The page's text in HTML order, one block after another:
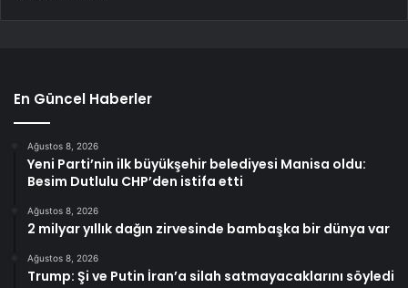
En Güncel Haberler
Ağustos 8, 2026
Yeni Parti’nin ilk büyükşehir belediyesi Manisa oldu:
Besim Dutlulu CHP’den istifa etti
Ağustos 8, 2026
2 milyar yıllık dağın zirvesinde bambaşka bir dünya var
Ağustos 8, 2026
Trump: Şi ve Putin İran’a silah satmayacaklarını söyledi